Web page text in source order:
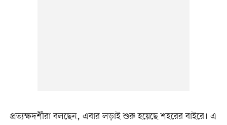
প্রত্যক্ষদর্শীরা বলছেন, এবার লড়াই শুরু হয়েছে শহরের বাইরে। এ